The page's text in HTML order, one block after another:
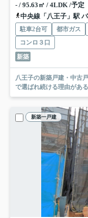
- / 95.63㎡ / 4LDK /予定
中央線「八王子」駅
駐車2台可 都市ガス
コンロ３口
新築
八王子の新築戸建・中古戸
で選ばれ続ける理由があ
新築一戸建